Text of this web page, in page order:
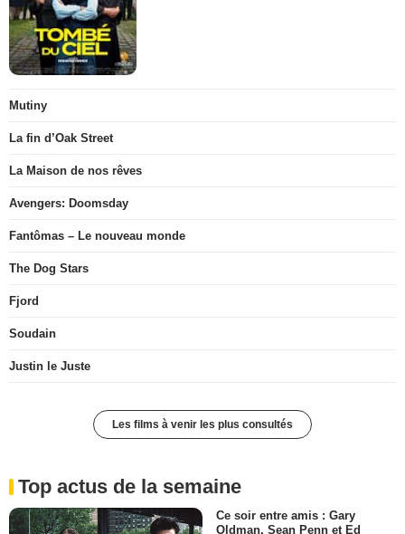
Mutiny
La fin d’Oak Street
La Maison de nos rêves
Avengers: Doomsday
Fantômas – Le nouveau monde
The Dog Stars
Fjord
Soudain
Justin le Juste
Les films à venir les plus consultés
Top actus de la semaine
Ce soir entre amis : Gary
Oldman, Sean Penn et Ed